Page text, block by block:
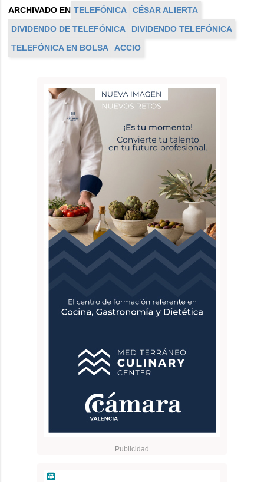
ARCHIVADO EN TELEFÓNICA
CÉSAR ALIERTA
DIVIDENDO DE TELEFÓNICA
DIVIDENDO TELEFÓNICA
TELEFÓNICA EN BOLSA
ACCIO